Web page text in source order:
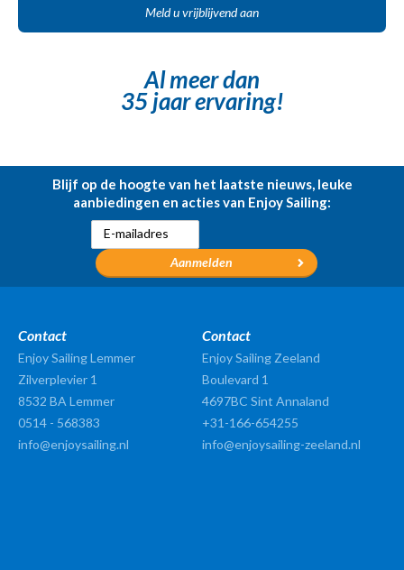
Meld u vrijblijvend aan
Al meer dan
35 jaar ervaring!
Blijf op de hoogte van het laatste nieuws, leuke
aanbiedingen en acties van Enjoy Sailing:
Contact
Enjoy Sailing Lemmer
Zilverplevier 1
8532 BA Lemmer
0514 - 568383
info@enjoysailing.nl
Contact
Enjoy Sailing Zeeland
Boulevard 1
4697BC Sint Annaland
+31-166-654255
info@enjoysailing-zeeland.nl